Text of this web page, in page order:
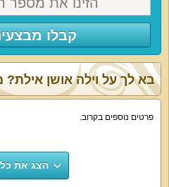
קבלו
בא לך על וילה אושן אילת?
פרטים נוספים בקרוב.
הצג את